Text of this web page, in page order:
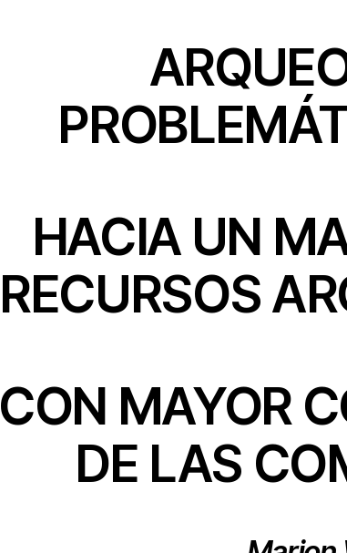
HACIA UN
RECURSOS
CON MAYOR
DE LAS